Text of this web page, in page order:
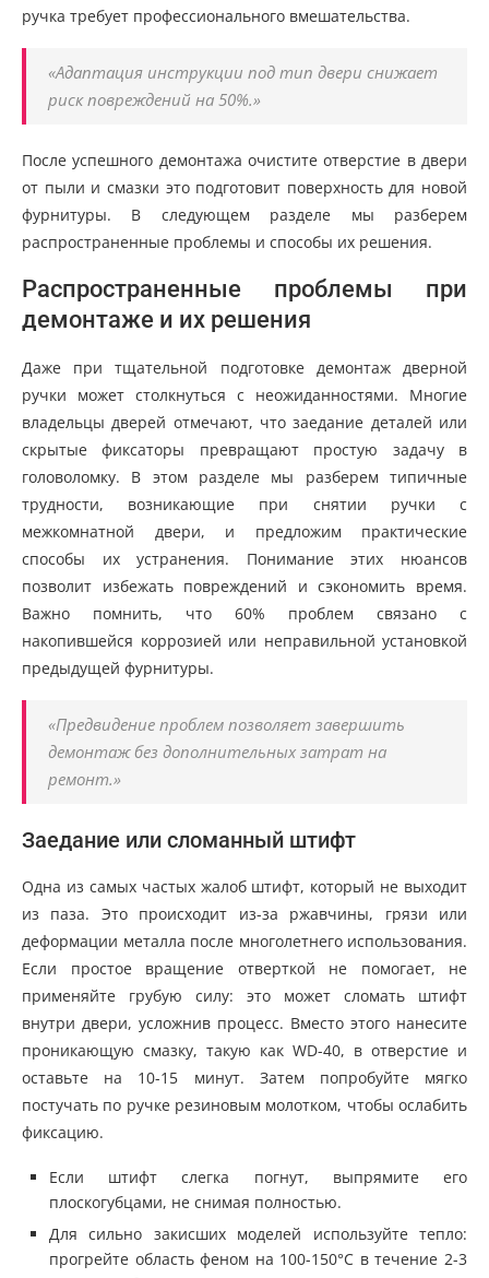
ручка требует профессионального вмешательства.
«Адаптация инструкции под тип двери снижает
риск повреждений на 50%.»
После успешного демонтажа очистите отверстие в двери
от пыли и смазки это подготовит поверхность для новой
фурнитуры. В следующем разделе мы разберем
распространенные проблемы и способы их решения.
Распространенные проблемы при
демонтаже и их решения
Даже при тщательной подготовке демонтаж дверной
ручки может столкнуться с неожиданностями. Многие
владельцы дверей отмечают, что заедание деталей или
скрытые фиксаторы превращают простую задачу в
головоломку. В этом разделе мы разберем типичные
трудности, возникающие при снятии ручки с
межкомнатной двери, и предложим практические
способы их устранения. Понимание этих нюансов
позволит избежать повреждений и сэкономить время.
Важно помнить, что 60% проблем связано с
накопившейся коррозией или неправильной установкой
предыдущей фурнитуры.
«Предвидение проблем позволяет завершить
демонтаж без дополнительных затрат на
ремонт.»
Заедание или сломанный штифт
Одна из самых частых жалоб штифт, который не выходит
из паза. Это происходит из-за ржавчины, грязи или
деформации металла после многолетнего использования.
Если простое вращение отверткой не помогает, не
применяйте грубую силу: это может сломать штифт
внутри двери, усложнив процесс. Вместо этого нанесите
проникающую смазку, такую как WD-40, в отверстие и
оставьте на 10-15 минут. Затем попробуйте мягко
постучать по ручке резиновым молотком, чтобы ослабить
фиксацию.
Если штифт слегка погнут, выпрямите его
плоскогубцами, не снимая полностью.
Для сильно закисших моделей используйте тепло:
прогрейте область феном на 100-150°C в течение 2-3